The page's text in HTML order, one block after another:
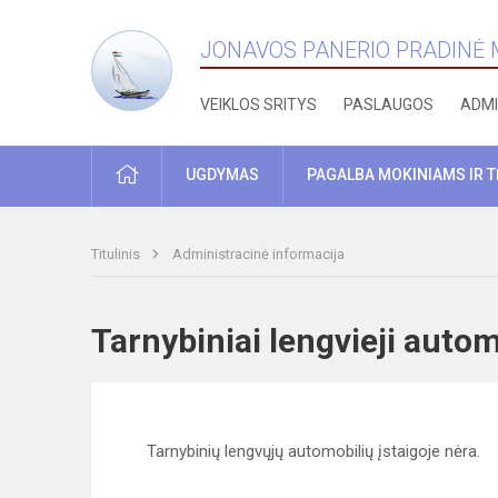
JONAVOS PANERIO PRADINĖ
VEIKLOS SRITYS PASLAUGOS
PRADŽIAUGDYMAS PAGALBA MOKINIAMS IR
Titulinis Administracinė informacija
Tarnybiniai lengvieji
Tarnybinių lengvųjų automobilių įstaigoje nėra.